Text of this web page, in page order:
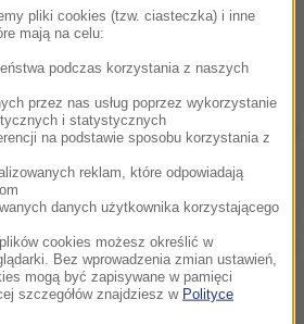
ul. Zielnej został trafiony
w głowę. Był leczony w
skąd przeniesiono go na
do szpitala dziecięcego na
rodzicami trafił do obozu Dulag
rodzina została przewieziona
do Borken w Niemczech,
został przymusowo w
pliki cookies (tzw. ciasteczka) i inne
mają na celu:
podczas korzystania z naszych
przez nas usług poprzez wykorzystanie
i statystycznych
na podstawie sposobu korzystania z
reklam, które odpowiadają
danych użytkownika korzystającego
cookies możesz określić w
Bez wprowadzenia zmian ustawień,
mogą być zapisywane w pamięci
szczegółów znajdziesz w Polityce